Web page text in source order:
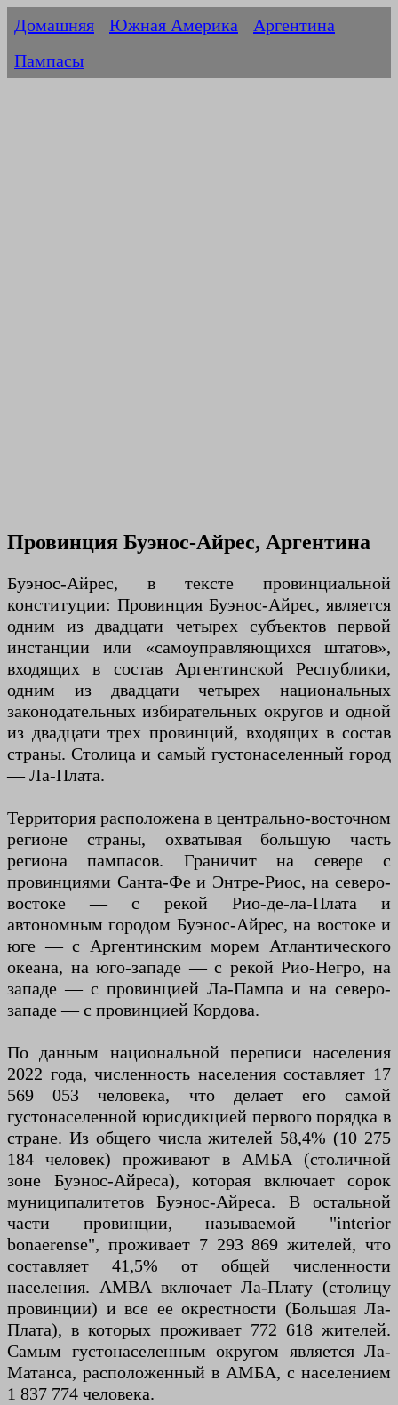
Домашняя Южная Америка
Аргентина
Пампасы
Провинция Буэнос-Айрес, Аргентина
Буэнос-Айрес, в тексте провинциальной
конституции: Провинция Буэнос-Айрес, является
одним из двадцати четырех субъектов первой
инстанции или «самоуправляющихся штатов»,
входящих в состав Аргентинской Республики,
одним из двадцати четырех национальных
законодательных избирательных округов и одной
из двадцати трех провинций, входящих в состав
страны. Столица и самый густонаселенный город
— Ла-Плата.
Территория расположена в центрально-восточном
регионе страны, охватывая большую часть
региона пампасов. Граничит на севере с
провинциями Санта-Фе и Энтре-Риос, на северо-
востоке — с рекой Рио-де-ла-Плата и
автономным городом Буэнос-Айрес, на востоке и
юге — с Аргентинским морем Атлантического
океана, на юго-западе — с рекой Рио-Негро, на
западе — с провинцией Ла-Пампа и на северо-
западе — с провинцией Кордова.
По данным национальной переписи населения
2022 года, численность населения составляет 17
569 053 человека, что делает его самой
густонаселенной юрисдикцией первого порядка в
стране. Из общего числа жителей 58,4% (10 275
184 человек) проживают в АМБА (столичной
зоне Буэнос-Айреса), которая включает сорок
муниципалитетов Буэнос-Айреса. В остальной
части провинции, называемой "interior
bonaerense", проживает 7 293 869 жителей, что
составляет 41,5% от общей численности
населения. AMBA включает Ла-Плату (столицу
провинции) и все ее окрестности (Большая Ла-
Плата), в которых проживает 772 618 жителей.
Самым густонаселенным округом является Ла-
Матанса, расположенный в АМБА, с населением
1 837 774 человека.